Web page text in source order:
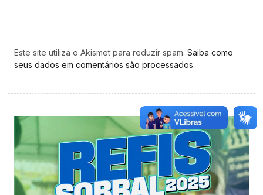
Este site utiliza o Akismet para reduzir spam. Saiba como
seus dados em comentários são processados.